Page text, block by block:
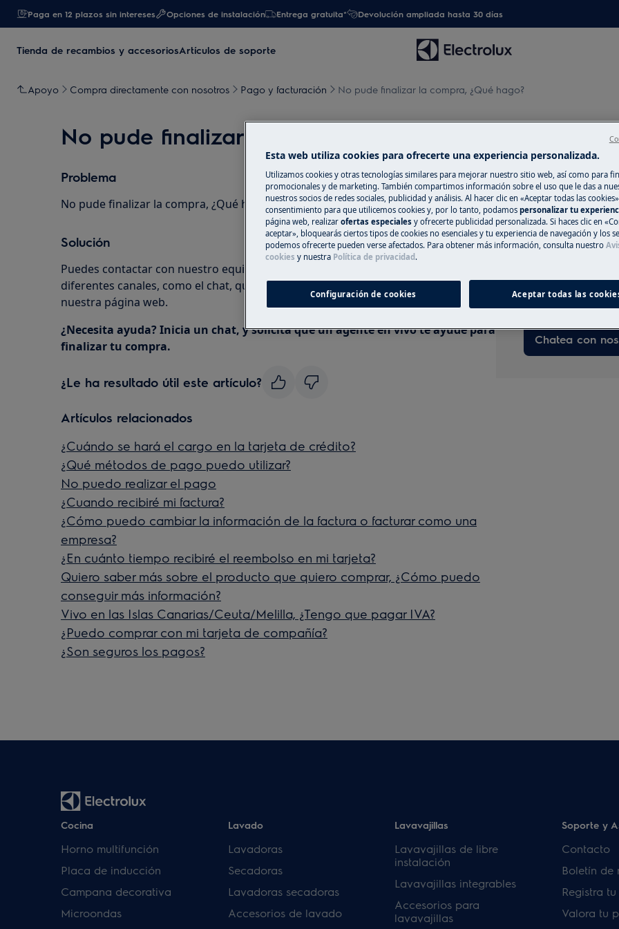
Paga en 12 plazos sin intereses Opciones de instalación Entrega gratuita* Devolución ampliada hasta 30 días
Tienda de recambios y accesoriosArtículos de soporte
Apoyo Compra directamente con nosotros Pago y facturación No pude finalizar la compra, ¿Qué hago?
No pude finalizar la compra, ¿Qué hago?
Problema
No pude finalizar la compra, ¿Qué hago?
Solución
Puedes contactar con nuestro equipo especializado en ventas web a través de los
diferentes canales, como el chat, que encontrarás en el apartado de contacto de
nuestra página web.
¿Necesita ayuda? Inicia un chat, y solicita que un agente en vivo te ayude para
finalizar tu compra.
¿Le ha resultado útil este artículo?
Artículos relacionados
¿Cuándo se hará el cargo en la tarjeta de crédito?
¿Qué métodos de pago puedo utilizar?
No puedo realizar el pago
¿Cuando recibiré mi factura?
¿Cómo puedo cambiar la información de la factura o facturar como una
empresa?
¿En cuánto tiempo recibiré el reembolso en mi tarjeta?
Quiero saber más sobre el producto que quiero comprar, ¿Cómo puedo
conseguir más información?
Vivo en las Islas Canarias/Ceuta/Melilla, ¿Tengo que pagar IVA?
¿Puedo comprar con mi tarjeta de compañía?
¿Son seguros los pagos?
Contacta con
¿Necesitas más
proceder o no
en ponerte en
equipo de
ayudarte.
Chatea con
Cocina
Horno multifunción
Placa de inducción
Campana decorativa
Microondas
Lavado
Lavadoras
Secadoras
Lavadoras secadoras
Accesorios de lavado
Lavavajillas
Lavavajillas de libre
instalación
Lavavajillas integrables
Accesorios para
lavavajillas
Soporte y
Contacto
Boletín de
Registra
Valora tu
Esta web utiliza cookies para ofrecerte una experiencia personalizada.
Utilizamos cookies y otras tecnologías similares para mejorar nuestro sitio web, así como para
promocionales y de marketing. También compartimos información sobre el uso que le das a
nuestros socios de redes sociales, publicidad y análisis. Al hacer clic en «Aceptar todas las
consentimiento para que utilicemos cookies y, por lo tanto, podamos personalizar tu
página web, realizar ofertas especiales y ofrecerte publicidad personalizada. Si haces clic en
aceptar», bloquearás ciertos tipos de cookies no esenciales y tu experiencia de navegación y los
podemos ofrecerte pueden verse afectados. Para obtener más información, consulta nuestro
cookies y nuestra Política de privacidad .
Configuración de cookies Aceptar todas las